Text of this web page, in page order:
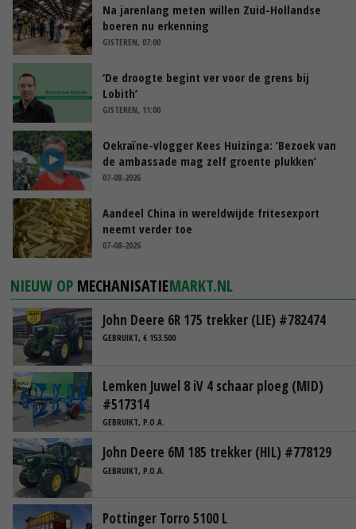
Na jarenlang meten willen Zuid-Hollandse
boeren nu erkenning
GISTEREN, 07:00
‘De droogte begint ver voor de grens bij
Lobith’
GISTEREN, 11:00
Oekraïne-vlogger Kees Huizinga: ‘Bezoek van
de ambassade mag zelf groente plukken’
07-08-2026
Aandeel China in wereldwijde fritesexport
neemt verder toe
07-08-2026
NIEUW OP MECHANISATIEMARKT.NL
John Deere 6R 175 trekker (LIE) #782474
GEBRUIKT, € 153.500
Lemken Juwel 8 iV 4 schaar ploeg (MID)
#517314
GEBRUIKT, P.O.A.
John Deere 6M 185 trekker (HIL) #778129
GEBRUIKT, P.O.A.
Pottinger Torro 5100 L